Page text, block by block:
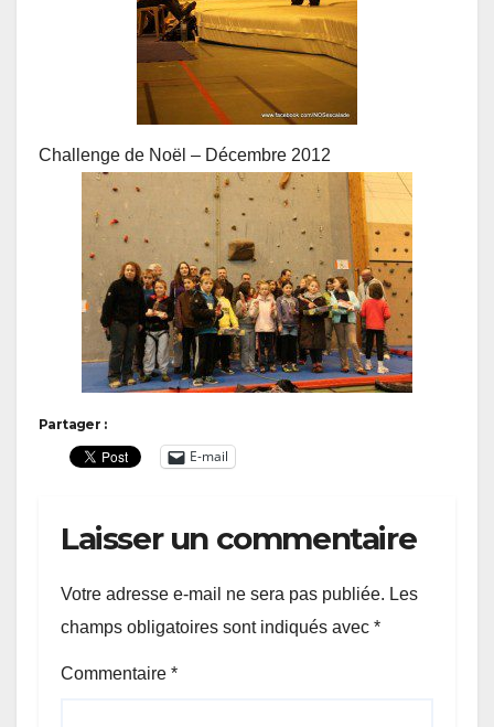
Challenge de Noël – Décembre 2012
Partager :
E-mail
Laisser un commentaire
Votre adresse e-mail ne sera pas publiée. Les
champs obligatoires sont indiqués avec *
Commentaire *